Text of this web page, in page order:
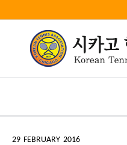
29 FEBRUARY 2016